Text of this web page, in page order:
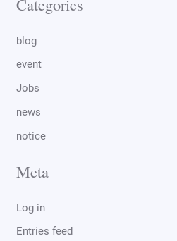
Categories
blog
event
Jobs
news
notice
Meta
Log in
Entries feed